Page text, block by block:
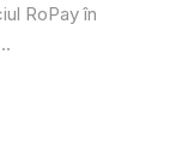
RoPay în